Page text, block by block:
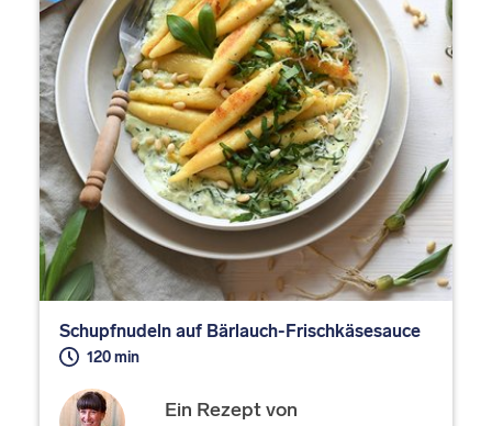
Schupfnudeln auf Bärlauch-Frischkäsesauce
120 min
Ein Rezept von